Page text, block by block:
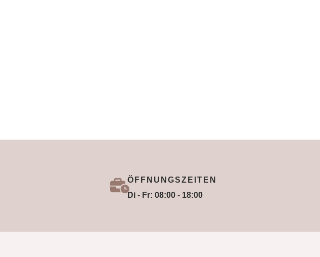
ÖFFNUNGSZEITEN
Di - Fr: 08:00 - 18:00